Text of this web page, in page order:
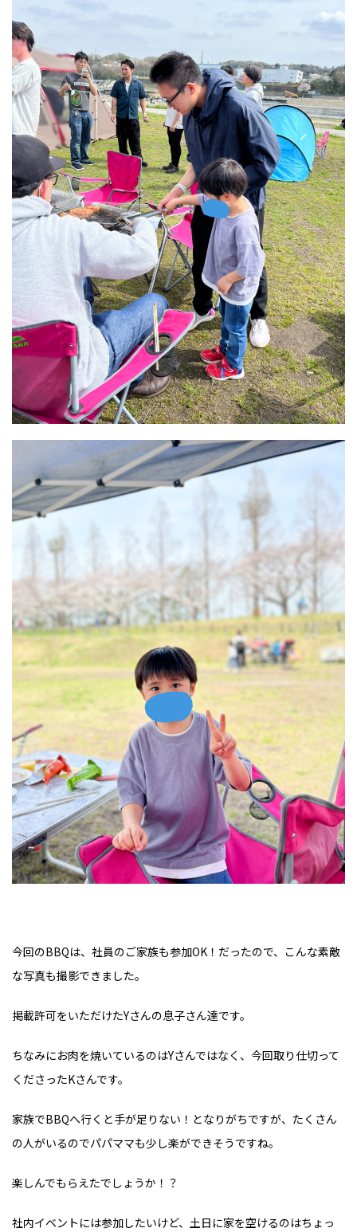
今回のBBQは、社員のご家族も参加OK！だったので、こんな素敵
な写真も撮影できました。
掲載許可をいただけたYさんの息子さん達です。
ちなみにお肉を焼いているのはYさんではなく、今回取り仕切って
くださったKさんです。
家族でBBQへ行くと手が足りない！となりがちですが、たくさん
の人がいるのでパパママも少し楽ができそうですね。
楽しんでもらえたでしょうか！？
社内イベントには参加したいけど、土日に家を空けるのはちょっ